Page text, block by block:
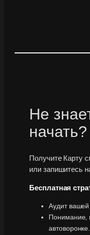
Не
начать?
Получите Карту
или запишитесь
Бесплатная
Аудит вашей
Понимание,
автоворонке.